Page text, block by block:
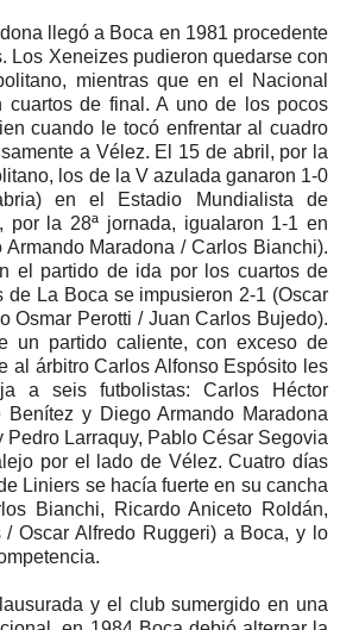
llegó a Boca en 1981 procedente
Los Xeneizes pudieron quedarse con
mientras que en el Nacional
cuartos de final. A uno de los pocos
cuando le tocó enfrentar al cuadro
a Vélez. El 15 de abril, por la
los de la V azulada ganaron 1-0
en el Estadio Mundialista de
por la 28ª jornada, igualaron 1-1 en
Maradona / Carlos Bianchi).
el partido de ida por los cuartos de
La Boca se impusieron 2-1 (Oscar
Osmar Perotti / Juan Carlos Bujedo).
un partido caliente, con exceso de
al árbitro Carlos Alfonso Espósito les
a seis futbolistas: Carlos Héctor
Benítez y Diego Armando Maradona
Pedro Larraquy, Pablo César Segovia
por el lado de Vélez. Cuatro días
Liniers se hacía fuerte en su cancha
Bianchi, Ricardo Aniceto Roldán,
/ Oscar Alfredo Ruggeri) a Boca, y lo
y el club sumergido en una